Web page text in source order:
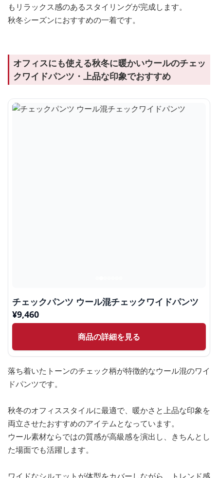
もリラックス感のあるスタイリングが完成します。
秋冬シーズンにおすすめの一着です。
オフィスにも使える秋冬に暖かいウールのチェッ
クワイドパンツ・上品な印象でおすすめ
チェックパンツ ウール混チェックワイドパンツ
¥9,460
商品の詳細を見る
落ち着いたトーンのチェック柄が特徴的なウール混のワイ
ドパンツです。
秋冬のオフィススタイルに最適で、暖かさと上品な印象を
両立させたおすすめのアイテムとなっています。
ウール素材ならではの質感が高級感を演出し、きちんとし
た場面でも活躍します。